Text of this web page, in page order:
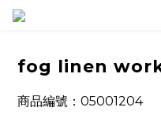
fog linen work
商品編號：05001204